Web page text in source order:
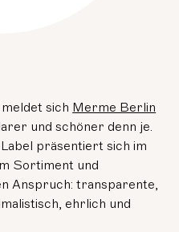
sich Merme Berlin
und schöner denn je.
präsentiert sich im
Sortiment und
Anspruch: transparente,
ehrlich und